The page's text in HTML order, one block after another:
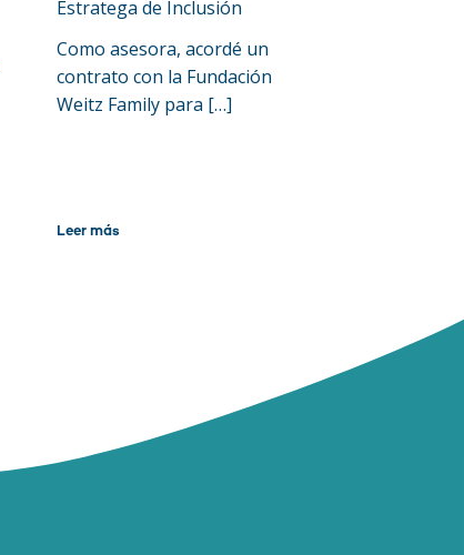
Estratega de Inclusión
Como asesora, acordé un
contrato con la Fundación
Weitz Family para […]
Leer más